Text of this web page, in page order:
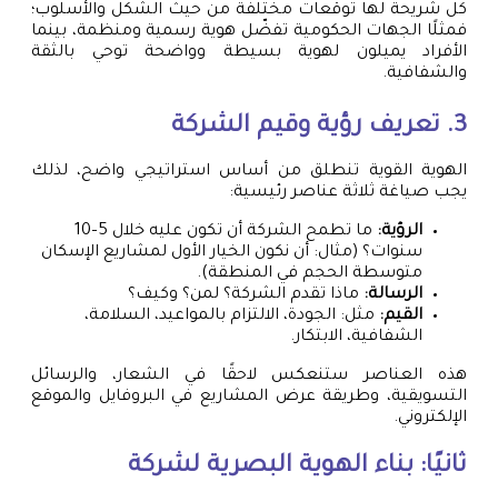
كل شريحة لها توقعات مختلفة من حيث الشكل والأسلوب؛
فمثلًا الجهات الحكومية تفضّل هوية رسمية ومنظمة، بينما
الأفراد يميلون لهوية بسيطة وواضحة توحي بالثقة
والشفافية.
3. تعريف رؤية وقيم الشركة
الهوية القوية تنطلق من أساس استراتيجي واضح، لذلك
يجب صياغة ثلاثة عناصر رئيسية:
الرؤية:
ما تطمح الشركة أن تكون عليه خلال 5–10
سنوات؟ (مثال: أن نكون الخيار الأول لمشاريع الإسكان
متوسطة الحجم في المنطقة).
الرسالة: ماذا تقدم الشركة؟ لمن؟ وكيف؟
القيم: مثل: الجودة، الالتزام بالمواعيد، السلامة،
الشفافية، الابتكار.
هذه العناصر ستنعكس لاحقًا في الشعار، والرسائل
التسويقية، وطريقة عرض المشاريع في البروفايل والموقع
الإلكتروني.
ثانيًا: بناء الهوية البصرية لشركة